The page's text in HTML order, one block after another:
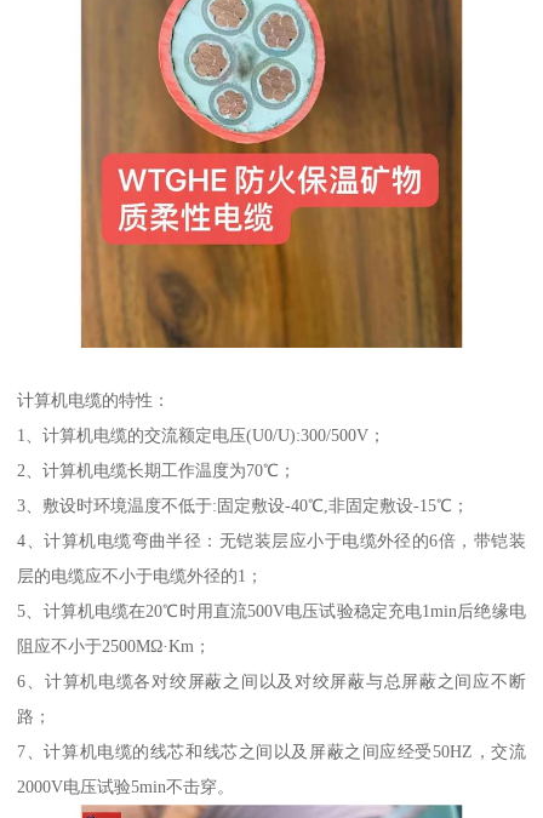
计算机电缆的特性：
1、计算机电缆的交流额定电压(U0/U):300/500V；
2、计算机电缆长期工作温度为70℃；
3、敷设时环境温度不低于:固定敷设-40℃,非固定敷设-15℃；
4、计算机电缆弯曲半径：无铠装层应小于电缆外径的6倍，带铠装
层的电缆应不小于电缆外径的1；
5、计算机电缆在20℃时用直流500V电压试验稳定充电1min后绝缘电
阻应不小于2500MΩ·Km；
6、计算机电缆各对绞屏蔽之间以及对绞屏蔽与总屏蔽之间应不断
路；
7、计算机电缆的线芯和线芯之间以及屏蔽之间应经受50HZ，交流
2000V电压试验5min不击穿。